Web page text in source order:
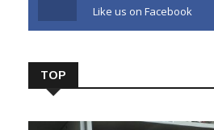
Like us on Facebook
TOP